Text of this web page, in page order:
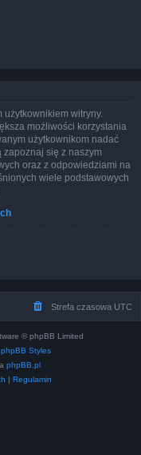
witryny.
możliwości korzystania
użytkownikom nadać
się z naszym
oraz z odpowiedziami na
wiele podstawowych
Strefa czasowa UTC
© phpBB Limited
Styles
phpBB.pl
| Regulamin